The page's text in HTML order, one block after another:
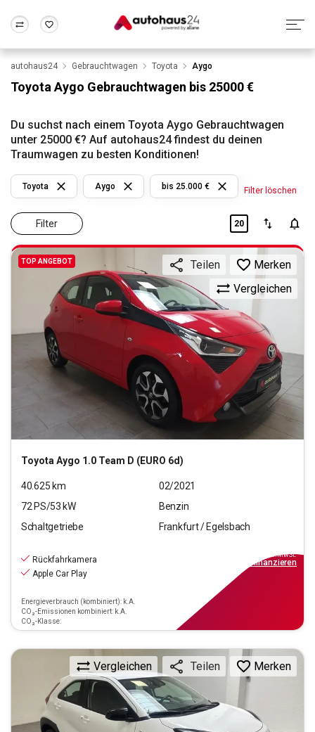
Wir bewerten dein Auto
Alle Fragen & Antworten
Rund um die Inzahlungnahme
Frankfurt Wuppertal
autohaus24 Gebrauchtwagen Toyota Aygo
Toyota Aygo Gebrauchtwagen bis 25000 €
Du suchst nach einem Toyota Aygo Gebrauchtwagen
unter 25000 €? Auf autohaus24 findest du deinen
Traumwagen zu besten Konditionen!
Filter
Toyota Aygo bis 25.000 € Filter löschen
20
TOP ANGEBOT
ToyotaAygo 1.0 Team D (EURO 6d)
Vergleichen
Teilen Merken
40.625 km
02/2021
72PS/53 kW
Benzin
Schaltgetriebe
Frankfurt / Egelsbach
Rückfahrkamera
Apple Car Play
Energieverbrauch (kombiniert): k.A.
CO₂-Emissionen kombiniert: k.A.
CO₂-Klasse:
inkl.MwSt.
finanzieren
Vergleichen Teilen Merken